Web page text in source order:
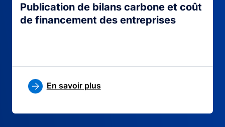
Publication de bilans carbone et coût
de financement des entreprises
En savoir plus